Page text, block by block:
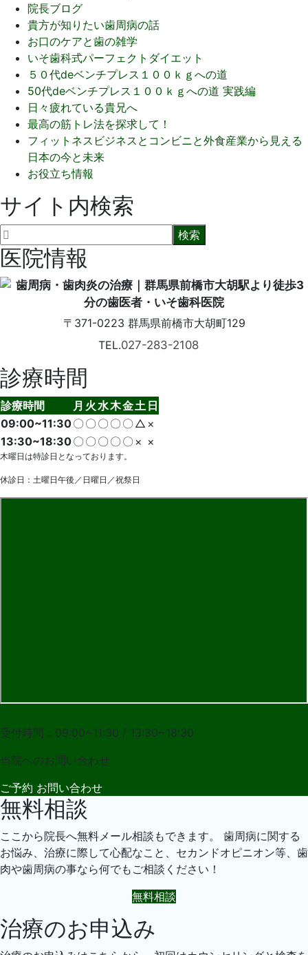
院長ブログ
貴方が知りたい歯周病の話
お口のケアと歯の雑学
いそ歯科式パーフェクトダイエット
５０代deベンチプレス１００ｋｇへの道
50代deベンチプレス１００ｋｇへの道 実践編
日々疲れている貴兄へ
最高の筋トレ法を探求して！
フィットネスビジネスとコンビニと外食産業から見える
日本の今と未来
お役立ち情報
サイト内検索
医院情報
〒371-0223 群馬県前橋市大胡町129
TEL.027-283-2108
診療時間
診療時間 月 火水木金土 日
09:00~11:30〇 〇 〇 〇 〇 △ ×
13:30~18:30〇 〇 〇 〇 〇 × ×
木曜日は特診日となっております。
休診日：土曜日午後／日曜日／祝祭日
受付時間：09:00~11:30 / 13:30~18:30
当院へのお問い合わせ
ご予約 お問い合わせ
無料相談
ここから院長へ無料メール相談もできます。 歯周病に関する
お悩み、治療に際して心配なこと、セカンドオピニオン等、歯
肉や歯周病の事なら何でもご相談ください！
無料相談
治療のお申込み